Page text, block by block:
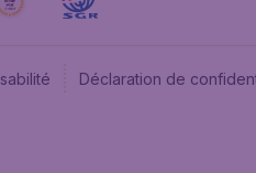
Déclaration de